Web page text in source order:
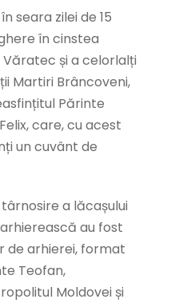
seara zilei de 15
în cinstea
Văratec și a celorlalți
Martiri Brâncoveni,
Părinte
care, cu acest
un cuvânt de
a lăcașului
au fost
de arhierei, format
Teofan,
Moldovei și